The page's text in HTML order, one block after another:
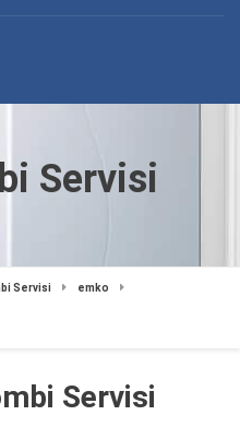
Servisi
Servisi emko
Servisi